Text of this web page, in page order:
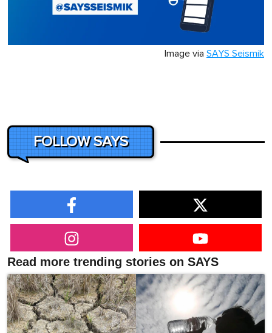
Image via SAYS Seismik
FOLLOW SAYS
Read more trending stories on SAYS